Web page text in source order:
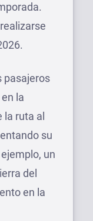
pasajeros
la
ruta al
su
un
del
en la